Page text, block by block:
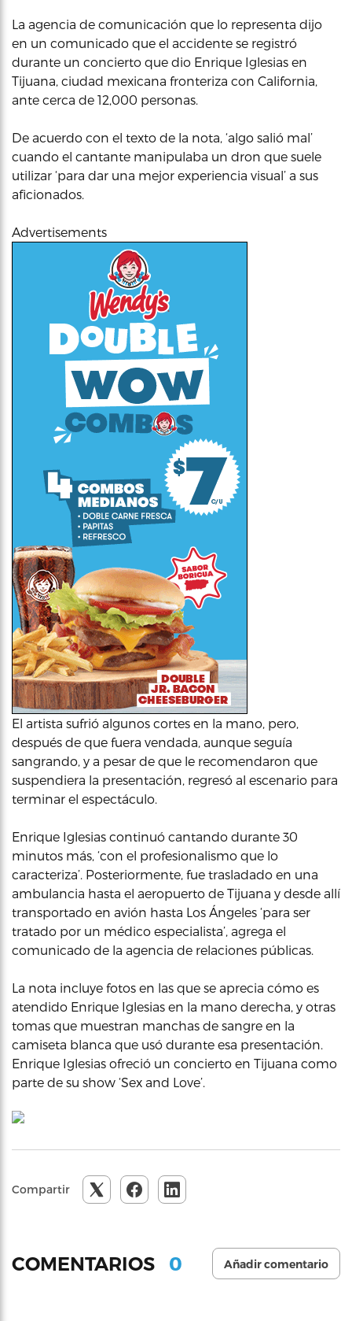
La agencia de comunicación que lo representa dijo
en un comunicado que el accidente se registró
durante un concierto que dio Enrique Iglesias en
Tijuana, ciudad mexicana fronteriza con California,
ante cerca de 12,000 personas.
De acuerdo con el texto de la nota, ‘algo salió mal’
cuando el cantante manipulaba un dron que suele
utilizar ‘para dar una mejor experiencia visual’ a sus
aficionados.
Advertisements
El artista sufrió algunos cortes en la mano, pero,
después de que fuera vendada, aunque seguía
sangrando, y a pesar de que le recomendaron que
suspendiera la presentación, regresó al escenario para
terminar el espectáculo.
Enrique Iglesias continuó cantando durante 30
minutos más, ‘con el profesionalismo que lo
caracteriza’. Posteriormente, fue trasladado en una
ambulancia hasta el aeropuerto de Tijuana y desde allí
transportado en avión hasta Los Ángeles ‘para ser
tratado por un médico especialista’, agrega el
comunicado de la agencia de relaciones públicas.
La nota incluye fotos en las que se aprecia cómo es
atendido Enrique Iglesias en la mano derecha, y otras
tomas que muestran manchas de sangre en la
camiseta blanca que usó durante esa presentación.
Enrique Iglesias ofreció un concierto en Tijuana como
parte de su show ‘Sex and Love’.
Compartir
COMENTARIOS 0 Añadir comentario